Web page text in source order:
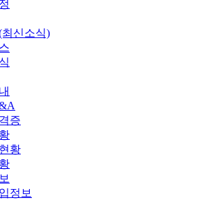
신소식)
증
황
정보